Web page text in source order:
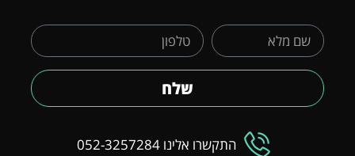
שלח
התקשרו אלינו 052-3257284